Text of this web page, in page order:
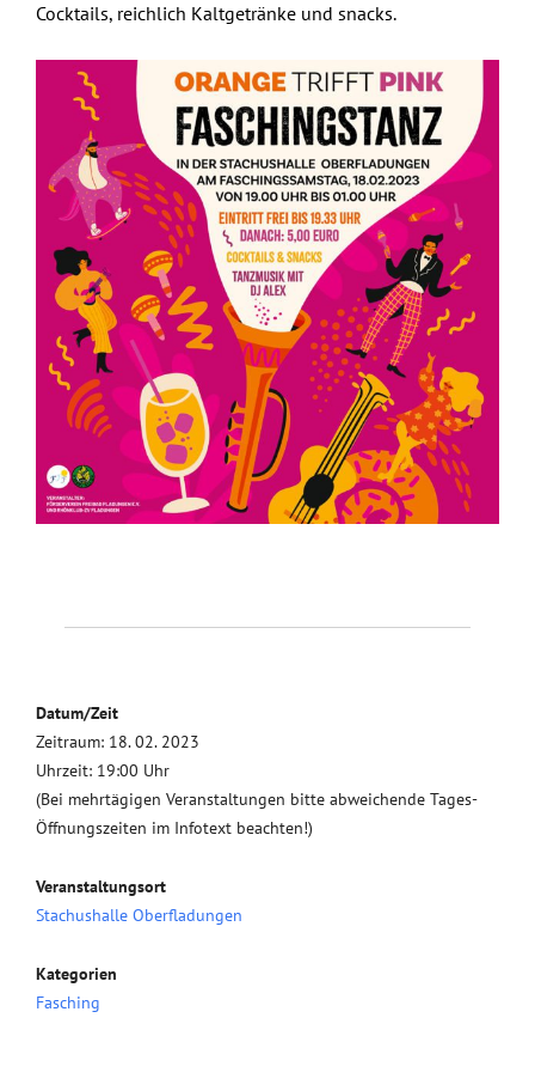
Cocktails, reichlich Kaltgetränke und snacks.
Datum/Zeit
Zeitraum: 18. 02. 2023
Uhrzeit: 19:00 Uhr
(Bei mehrtägigen Veranstaltungen bitte abweichende Tages-
Öffnungszeiten im Infotext beachten!)
Veranstaltungsort
Stachushalle Oberfladungen
Kategorien
Fasching